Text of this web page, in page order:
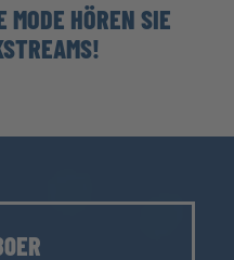
MODE HÖREN SIE